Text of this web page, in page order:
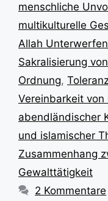
menschliche
multikulturelle
Allah
Sakralisierung
Ordnung,
Vereinbarkeit von
abendländischer
und islamischer
Zusammenhang
Gewalttätigkeit
2 Kommentare